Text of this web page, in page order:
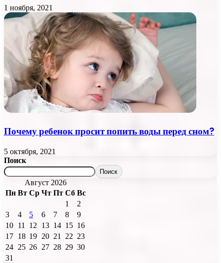
1 ноября, 2021
Почему ребенок просит попить воды перед сном?
5 октября, 2021
Поиск
Поиск
Август 2026
Пн Вт Ср Чт Пт Сб Вс
1
2
3
4 5 6 7 8
9
10 11 12 13 14 15 16
17 18 19 20 21 22 23
24 25 26 27 28 29 30
31